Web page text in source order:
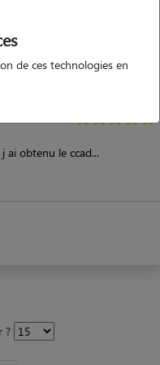
possède des animaux
ai obtenu le ccad...
?
de ces technologies en